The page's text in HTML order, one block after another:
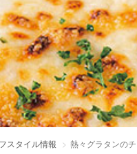
スタイル情報 熱々グラタンの